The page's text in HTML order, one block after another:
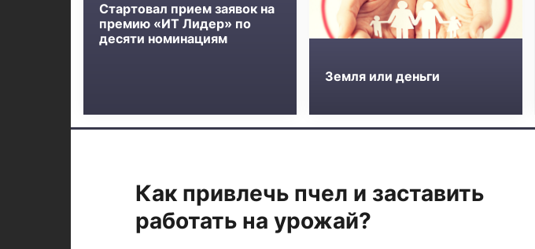
Стартовал прием заявок на
премию «ИТ Лидер» по
десяти номинациям
Земля или деньги
Как привлечь пчел и заставить
работать на урожай?